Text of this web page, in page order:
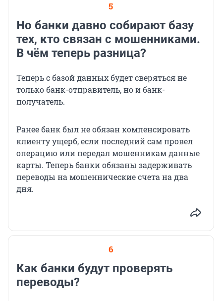
5
Но банки давно собирают базу
тех, кто связан с мошенниками.
В чём теперь разница?
Теперь с базой данных будет сверяться не
только банк-отправитель, но и банк-
получатель.
Ранее банк был не обязан компенсировать
клиенту ущерб, если последний сам провел
операцию или передал мошенникам данные
карты. Теперь банки обязаны задерживать
переводы на мошеннические счета на два
дня.
6
Как банки будут проверять
переводы?